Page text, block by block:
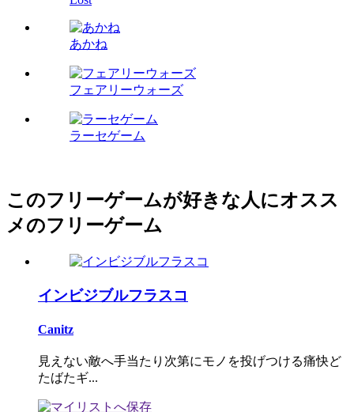
あかね
フェアリーウォーズ
ラーセゲーム
このフリーゲームが好きな人にオスス
メのフリーゲーム
インビジブルフラスコ
Canitz
見えない敵へ手当たり次第にモノを投げつける痛快ど
たばたギ...